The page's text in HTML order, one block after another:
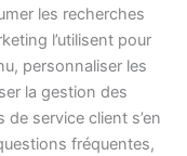
les recherches
l’utilisent pour
personnaliser les
la gestion des
service client s’en
fréquentes,